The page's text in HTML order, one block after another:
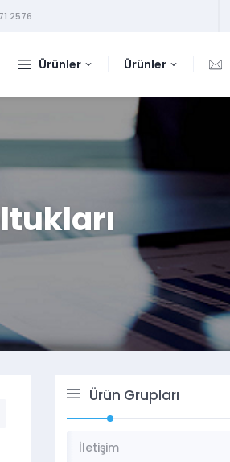
2576
Ürünler Ürünler
Ürün Grupları
İletişim